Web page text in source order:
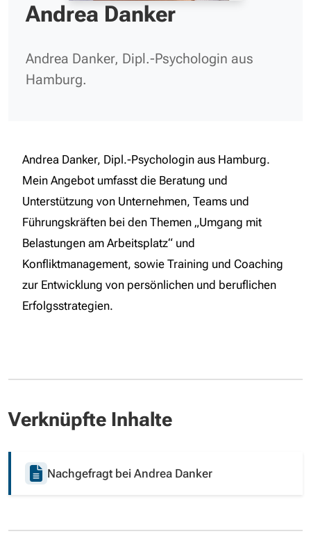
Andrea Danker
Andrea Danker, Dipl.-Psychologin aus
Hamburg.
Andrea Danker, Dipl.-Psychologin aus Hamburg.
Mein Angebot umfasst die Beratung und
Unterstützung von Unternehmen, Teams und
Führungskräften bei den Themen „Umgang mit
Belastungen am Arbeitsplatz“ und
Konfliktmanagement, sowie Training und Coaching
zur Entwicklung von persönlichen und beruflichen
Erfolgsstrategien.
Verknüpfte Inhalte
Nachgefragt bei Andrea Danker